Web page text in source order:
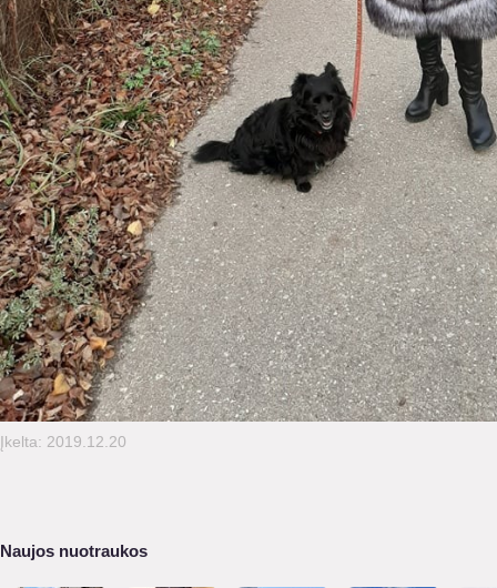
Įkelta: 2019.12.20
Naujos nuotraukos